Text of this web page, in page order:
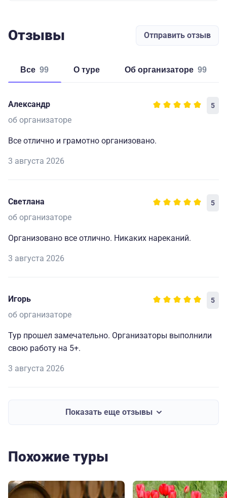
Отзывы Отправить отзыв
Все 99 о туре об организаторе 99
Александр 5
об организаторе
Все отлично и грамотно организовано.
3 августа 2026
Светлана 5
об организаторе
Организовано все отлично. Никаких нареканий.
3 августа 2026
Игорь 5
об организаторе
Тур прошел замечательно. Организаторы выполнили
свою работу на 5+.
3 августа 2026
Показать еще отзывы
Похожие туры